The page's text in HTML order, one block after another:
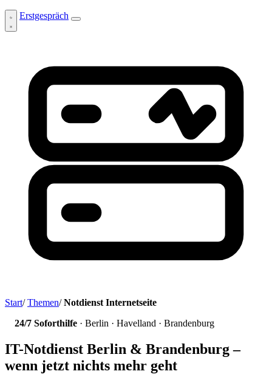
Erstgespräch
Start/ Themen/ Notdienst Internetseite
24/7 Soforthilfe · Berlin · Havelland · Brandenburg
IT-Notdienst Berlin & Brandenburg –
wenn jetzt nichts mehr geht